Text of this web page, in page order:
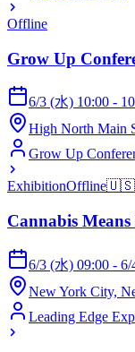
Offline
Grow Up
6/3 (水) 10:00 -
High North Main
Grow Up
ExhibitionOffline🇺🇸
Cannabis
6/3 (水) 09:00 -
New York City,
Leading Edge